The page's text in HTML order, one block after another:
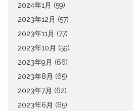
2024年1月 (59)
2023年12月 (57)
2023年11月 (77)
2023年10月 (59)
2023年9月 (66)
2023年8月 (65)
2023年7月 (62)
2023年6月 (65)